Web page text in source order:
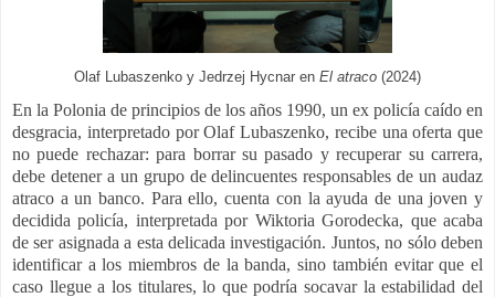
Olaf Lubaszenko y Jedrzej Hycnar en El atraco (2024)
En la Polonia de principios de los años 1990, un ex policía caído en
desgracia, interpretado por Olaf Lubaszenko, recibe una oferta que
no puede rechazar: para borrar su pasado y recuperar su carrera,
debe detener a un grupo de delincuentes responsables de un audaz
atraco a un banco. Para ello, cuenta con la ayuda de una joven y
decidida policía, interpretada por Wiktoria Gorodecka, que acaba
de ser asignada a esta delicada investigación. Juntos, no sólo deben
identificar a los miembros de la banda, sino también evitar que el
caso llegue a los titulares, lo que podría socavar la estabilidad del